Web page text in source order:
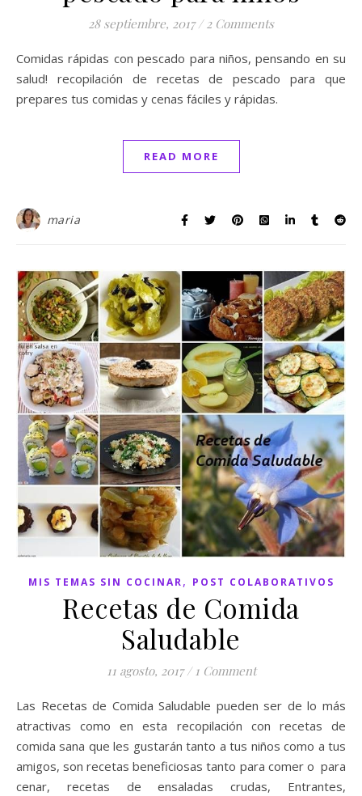
28 septiembre, 2017 / 2 Comments
Comidas rápidas con pescado para niños, pensando en su
salud! recopilación de recetas de pescado para que
prepares tus comidas y cenas fáciles y rápidas.
READ MORE
maria
MIS TEMAS SIN COCINAR, POST COLABORATIVOS
Recetas de Comida
Saludable
11 agosto, 2017 / 1 Comment
Las Recetas de Comida Saludable pueden ser de lo más
atractivas como en esta recopilación con recetas de
comida sana que les gustarán tanto a tus niños como a tus
amigos, son recetas beneficiosas tanto para comer o para
cenar, recetas de ensaladas crudas, Entrantes,